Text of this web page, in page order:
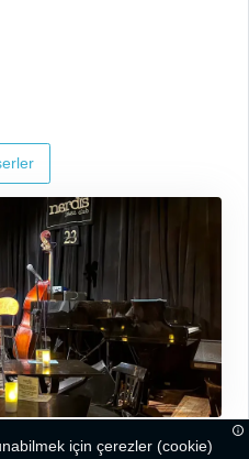
için çerezler (cookie)